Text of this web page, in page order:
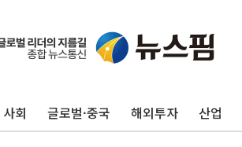
사회 글로벌·중국 해외투자 산업
[종합] 美 7월 고용 2만3000명 감소
[사진] 이슬람 수니파 3개국, 공동방위
보훈부, 미 DPAA와 MOU… "6·25 미
트럼프 "금리 내려야"…파월 때와 달